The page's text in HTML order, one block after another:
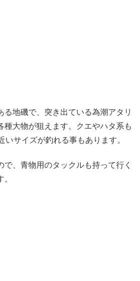
る地磯で、突き出ている為潮アタリ
種大物が狙えます。クエやハタ系も
いサイズが釣れる事もあります。
で、青物用のタックルも持って行く